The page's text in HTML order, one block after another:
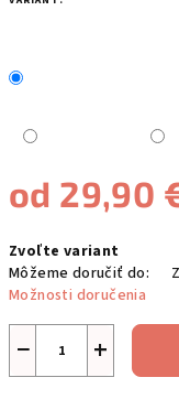
od 29,90
cena:
Zvoľte variant
Môžeme doručiť do:
Možnosti doručenia
+
−